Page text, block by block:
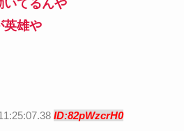
いてるんや
英雄や
ID:82pWzcrH0